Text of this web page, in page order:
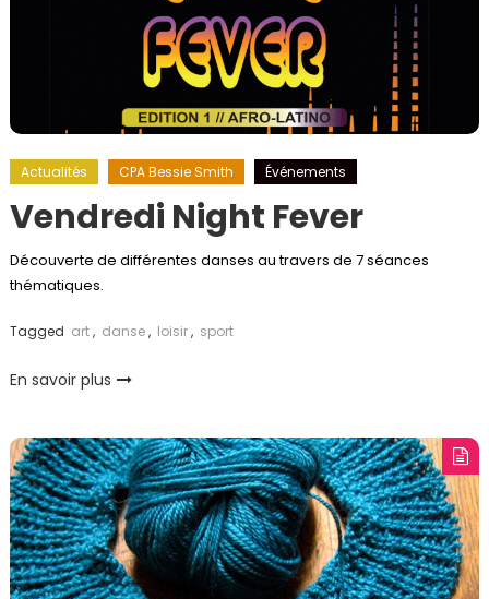
Actualités CPA Bessie Smith Événements
Vendredi Night Fever
Découverte de différentes danses au travers de 7 séances
thématiques.
Tagged art, danse, loisir, sport
En savoir plus